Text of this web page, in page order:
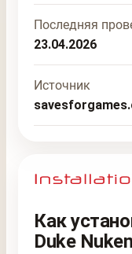
Последняя
23.04.2026
Источник
Как
Duke